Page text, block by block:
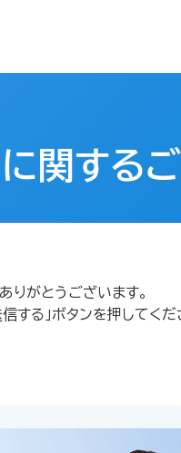
関する
りがとうございます。
する」ボタンを押してくだ